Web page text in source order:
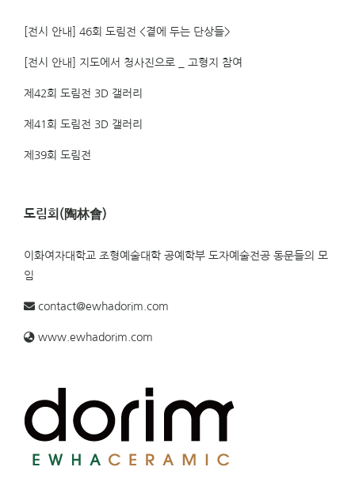
[전시 안내] 46회 도림전 <곁에 두는 단상들>
[전시 안내] 지도에서 청사진으로 _ 고형지 참여
제42회 도림전 3D 갤러리
제41회 도림전 3D 갤러리
제39회 도림전
도림회(陶林會)
이화여자대학교 조형예술대학 공예학부 도자예술전공 동문들의 모
임
contact@ewhadorim.com
www.ewhadorim.com